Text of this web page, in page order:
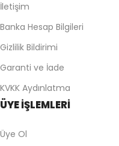
İletişim
Banka Hesap Bilgileri
Gizlilik Bildirimi
Garanti ve İade
KVKK Aydınlatma
ÜYE İŞLEMLERİ
Üye Ol